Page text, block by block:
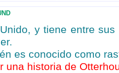
y tiene entre
es conocido como
una historia de